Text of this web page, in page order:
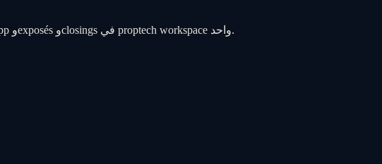
AI operating system للعقارات — pipeline وWhatsApp وexposés وclosings في proptech workspace واحد.